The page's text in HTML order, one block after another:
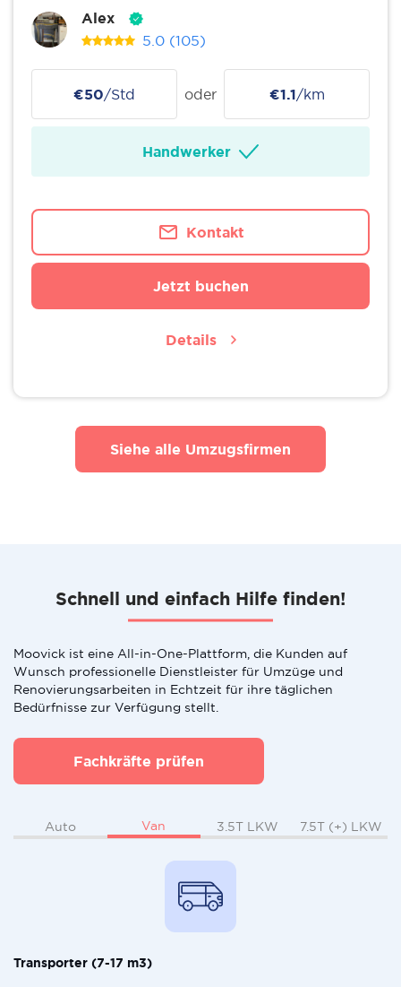
Alex
5.0 (105)
€50/Std oder €1.1/km
Handwerker
Kontakt
Jetzt buchen
Details
Siehe alle Umzugsfirmen
Schnell und einfach Hilfe finden!
Moovick ist eine All-in-One-Plattform, die Kunden auf
Wunsch professionelle Dienstleister für Umzüge und
Renovierungsarbeiten in Echtzeit für ihre täglichen
Bedürfnisse zur Verfügung stellt.
Fachkräfte prüfen
Auto Van 3.5T LKW 7.5T (+) LKW
Transporter (7-17 m3)